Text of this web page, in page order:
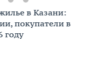
в Казани:
покупатели в
году